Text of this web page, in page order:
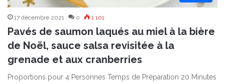
17 décembre 2021 0 1 101
Pavés de saumon laqués au miel à la bière
de Noël, sauce salsa revisitée à la
grenade et aux cranberries
Proportions pour 4 Personnes Temps de Préparation 20 Minutes